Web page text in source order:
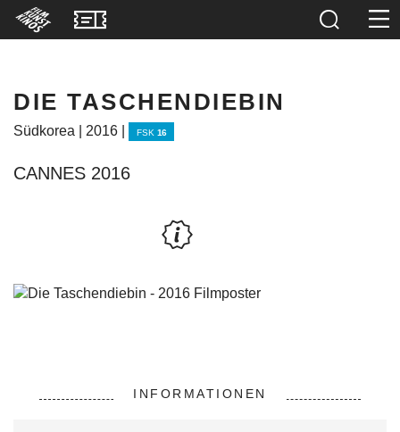
DIE TASCHENDIEBIN
Südkorea | 2016 | FSK 16
CANNES 2016
INFORMATIONEN